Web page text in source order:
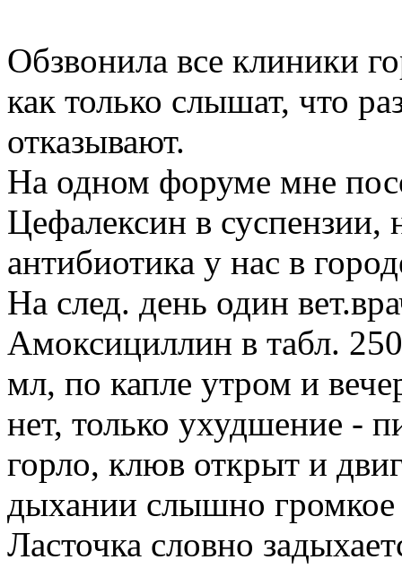
Обзвонила все клиники
как только слышат, что
отказывают.
На одном форуме мне
Цефалексин в суспензии,
антибиотика у нас в
На след. день один
Амоксициллин в табл.
мл, по капле утром и
нет, только ухудшение -
горло, клюв открыт и
дыхании слышно громкое
Ласточка словно